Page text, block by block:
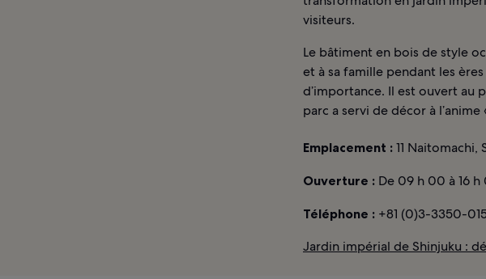
visiteurs.
Le bâtiment en bois de style
et à sa famille pendant les
d’importance. Il est ouvert au
parc a servi de décor à
Emplacement : 11
Ouverture : De 09 h 00 à 16
Téléphone : +81 (0)3-3350-
Jardin impérial de Shinjuku :